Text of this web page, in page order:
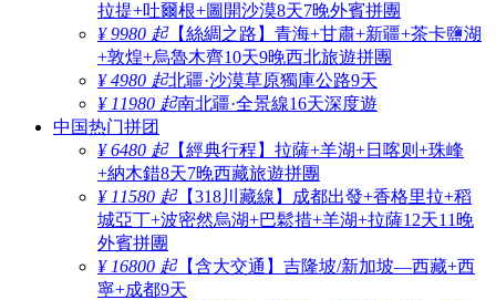
拉提+吐爾根+圖開沙漠8天7晚外賓拼團
¥ 9980 起【絲綢之路】青海+甘肅+新疆+茶卡鹽湖
+敦煌+烏魯木齊10天9晚西北旅遊拼團
¥ 4980 起北疆·沙漠草原獨庫公路9天
¥ 11980 起南北疆·全景線16天深度遊
中国热门拼团
¥ 6480 起【經典行程】拉薩+羊湖+日喀则+珠峰
+納木錯8天7晚西藏旅遊拼團
¥ 11580 起【318川藏線】成都出發+香格里拉+稻
城亞丁+波密然烏湖+巴鬆措+羊湖+拉薩12天11晚
外賓拼團
¥ 16800 起【含大交通】吉隆坡/新加坡—西藏+西
寧+成都9天